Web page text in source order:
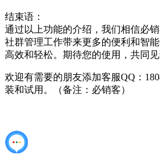
结束语：
通过以上功能的介绍，我们相信必
社群管理工作带来更多的便利和智
高效和轻松。期待您的使用，共同
欢迎有需要的朋友添加客服QQ：
装和试用。（备注：必销客）